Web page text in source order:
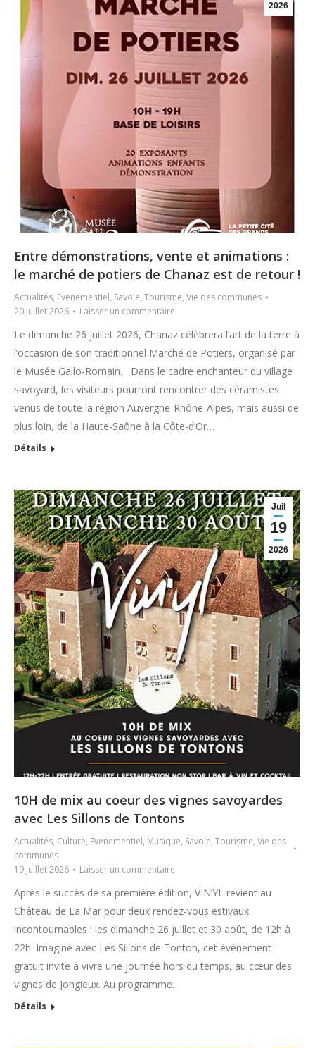
2026
Entre démonstrations, vente et animations :
le marché de potiers de Chanaz est de retour !
Actualités, Evenementiel, Savoie, Tourisme, Vie des communes
20 juillet 2026
Laisser un commentaire
Le dimanche 26 juillet 2026, Chanaz célèbrera l’art de la terre à
l’occasion de son traditionnel Marché de Potiers, organisé par
le Musée Gallo-Romain. Dans le cadre enchanteur du village
savoyard, les visiteurs pourront rencontrer des céramistes
venus de toute la région Auvergne-Rhône-Alpes, mais aussi de
plus loin, de la Haute-Saône à la Côte-d’Or…
Détails
Juil
19
2026
10H de mix au coeur des vignes savoyardes
avec Les Sillons de Tontons
Actualités, Culture, Evenementiel, Musique, Savoie, Tourisme, Vie des
communes
19 juillet 2026
Laisser un commentaire
Après le succès de sa première édition, VIN’YL revient au
Château de La Mar pour deux rendez-vous estivaux
incontournables : les dimanche 26 juillet et 30 août, de 12h à
22h. Imaginé avec Les Sillons de Tonton, cet événement
gratuit invite à vivre une journée hors du temps, au cœur des
vignes de Jongieux. Au programme…
Détails